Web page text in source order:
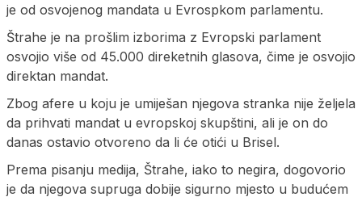
je od osvojenog mandata u Evrospkom parlamentu.
Štrahe je na prošlim izborima z Evropski parlament
osvojio više od 45.000 direketnih glasova, čime je osvojio
direktan mandat.
Zbog afere u koju je umiješan njegova stranka nije željela
da prihvati mandat u evropskoj skupštini, ali je on do
danas ostavio otvoreno da li će otići u Brisel.
Prema pisanju medija, Štrahe, iako to negira, dogovorio
je da njegova supruga dobije sigurno mjesto u budućem